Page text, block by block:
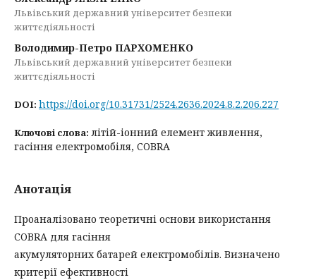
Львівський державний університет безпеки
життєдіяльності
Володимир-Петро ПАРХОМЕНКО
Львівський державний університет безпеки
життєдіяльності
DOI: https://doi.org/10.31731/2524.2636.2024.8.2.206.227
Ключові слова: літій-іонний елемент живлення,
гасіння електромобіля, COBRA
Анотація
Проаналізовано теоретичні основи використання
COBRA для гасіння
акумуляторних батарей електромобілів. Визначено
критерії ефективності